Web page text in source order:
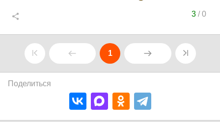
3/0
1
Поделиться